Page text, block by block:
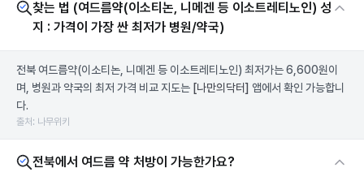
찾는 법 (여드름약(이소티논, 니메겐 등 이소트레티노인) 성
지 : 가격이 가장 싼 최저가 병원/약국)
전북 여드름약(이소티논, 니메겐 등 이소트레티노인) 최저가는 6,600원이
며, 병원과 약국의 최저 가격 비교 지도는 [나만의닥터] 앱에서 확인 가능합니
다.
출처: 나무위키
전북에서 여드름 약 처방이 가능한가요?